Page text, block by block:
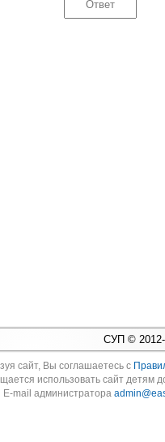
СУП ©
cайт, Вы соглашаетесь с
использовать сайт детям
E-mail администратора